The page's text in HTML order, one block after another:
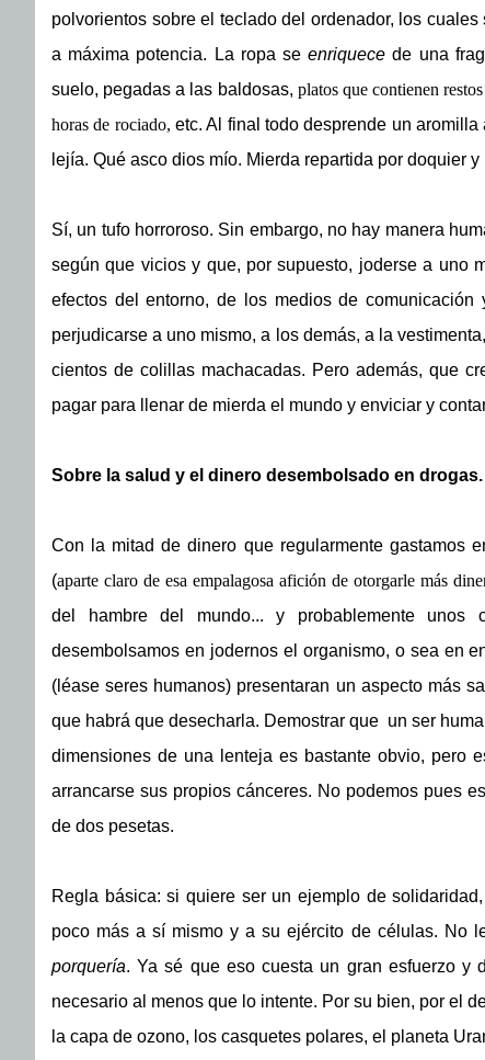
polvorientos sobre el teclado del ordenador, los
a máxima potencia. La ropa seenriquece de una
suelo, pegadas a las baldosas, platos que contienen
horas de rociado, etc. Al final todo desprende un
lejía. Qué asco dios mío. Mierda repartida por doquier
Sí, un tufo horroroso. Sin embargo, no hay manera
según que vicios y que, por supuesto, joderse a uno
efectos del entorno, de los medios de
perjudicarse a uno mismo, a los demás, a la
cientos de colillas machacadas. Pero además, que
pagar para llenar de mierda el mundo y enviciar y
Sobre la salud y el dinero desembolsado en drogas.
Con la mitad de dinero que regularmente gastamos
(aparte claro de esa empalagosa afición de otorgarle más
del hambre del mundo... y probablemente
desembolsamos en jodernos el organismo, o sea en
(léase seres humanos) presentaran un aspecto más
que habrá que desecharla. Demostrar que un ser
dimensiones de una lenteja es bastante obvio, pero
arrancarse sus propios cánceres. No podemos pues
de dos pesetas.
Regla básica: si quiere ser un ejemplo de
poco más a sí mismo y a su ejército de células. No
porquería. Ya sé que eso cuesta un gran esfuerzo y
necesario al menos que lo intente. Por su bien, por el
la capa de ozono, los casquetes polares, el planeta